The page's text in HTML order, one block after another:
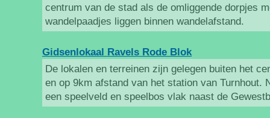
centrum van de stad als de omliggende dorpjes
wandelpaadjes liggen binnen wandelafstand.
Gidsenlokaal Ravels Rode Blok
De lokalen en terreinen zijn gelegen buiten het
en op 9km afstand van het station van Turnhout.
een speelveld en speelbos vlak naast de